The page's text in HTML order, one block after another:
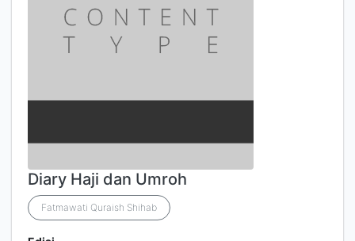
Diary Haji dan Umroh
Fatmawati Quraish Shihab